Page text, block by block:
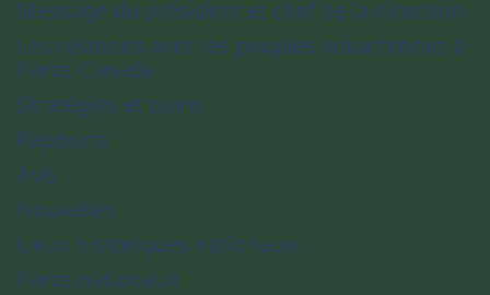
Message du président et chef de la direction
Les relations avec les peuples autochtones à
Parcs Canada
Stratégies et plans
Rapports
Avis
Nouvelles
Lieux historiques nationaux
Parcs nationaux